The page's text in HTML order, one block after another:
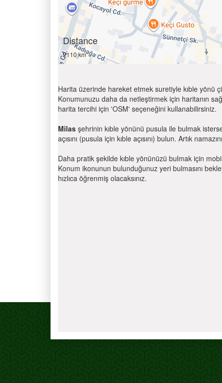
Distance
2110 km
Harita üzerinde hareket etmek suretiyle kıble yönü
Konumunuzu daha da netleştirmek için haritanın
harita tercihi için 'OSM' seçeneğini kullanabilirsiniz.
Milas şehrinin kıble yönünü pusula ile bulmak
açısını (pusula için kıble açısını) bulun. Artık
Daha pratik şekilde kıble yönünüzü bulmak için
Konum ikonunun bulunduğunuz yeri bulmasını
hızlıca öğrenmiş olacaksınız.